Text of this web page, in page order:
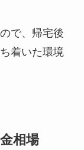
で、帰宅後
着いた環境
相場